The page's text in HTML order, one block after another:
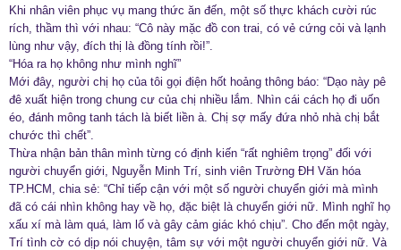
Khi nhân viên phục vụ mang thức ăn đến, một số thực khách cười rúc
rích, thầm thì với nhau: “Cô này mặc đồ con trai, có vẻ cứng cỏi và lạnh
lùng như vậy, đích thị là đồng tính rồi!”.
“Hóa ra họ không như mình nghĩ”
Mới đây, người chị họ của tôi gọi điện hốt hoảng thông báo: “Dạo này pê
đê xuất hiện trong chung cư của chị nhiều lắm. Nhìn cái cách họ đi uốn
éo, đánh mông tanh tách là biết liền à. Chị sợ mấy đứa nhỏ nhà chị bắt
chước thì chết”.
Thừa nhận bản thân mình từng có định kiến “rất nghiêm trọng” đối với
người chuyển giới, Nguyễn Minh Trí, sinh viên Trường ĐH Văn hóa
TP.HCM, chia sẻ: “Chỉ tiếp cận với một số người chuyển giới mà mình
đã có cái nhìn không hay về họ, đặc biệt là chuyển giới nữ. Mình nghĩ họ
xấu xí mà làm quá, làm lố và gây cảm giác khó chịu”. Cho đến một ngày,
Trí tình cờ có dịp nói chuyện, tâm sự với một người chuyển giới nữ. Và